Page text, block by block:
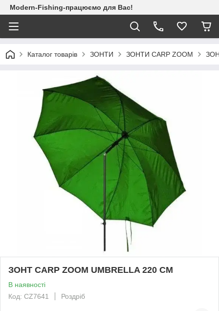
Modern-Fishing-працюємо для Вас!
Каталог товарів ЗОНТИ ЗОНТИ CARP ZOOM
ЗОНТ CARP ZOOM UMBRELLA 220 CM
В наявності
Код: CZ7641
Роздріб